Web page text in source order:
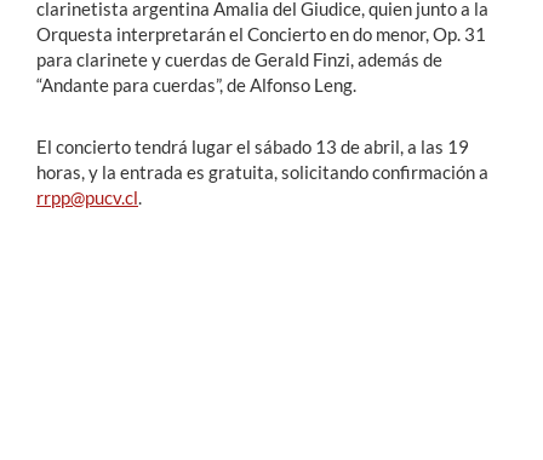
clarinetista argentina Amalia del Giudice, quien junto a la
Orquesta interpretarán el Concierto en do menor, Op. 31
para clarinete y cuerdas de Gerald Finzi, además de
“Andante para cuerdas”, de Alfonso Leng.
El concierto tendrá lugar el sábado 13 de abril, a las 19
horas, y la entrada es gratuita, solicitando confirmación a
rrpp@pucv.cl.